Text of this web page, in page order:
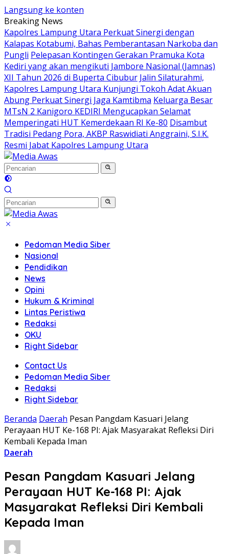
Langsung ke konten
Breaking News
Kapolres Lampung Utara Perkuat Sinergi dengan
Kalapas Kotabumi, Bahas Pemberantasan Narkoba dan
Pungli Pelepasan Kontingen Gerakan Pramuka Kota
Kediri yang akan mengikuti Jambore Nasional (Jamnas)
XII Tahun 2026 di Buperta Cibubur Jalin Silaturahmi,
Kapolres Lampung Utara Kunjungi Tokoh Adat Akuan
Abung Perkuat Sinergi Jaga Kamtibma Keluarga Besar
MTsN 2 Kanigoro KEDIRI Mengucapkan Selamat
Memperingati HUT Kemerdekaan RI Ke-80 Disambut
Tradisi Pedang Pora, AKBP Raswidiati Anggraini, S.I.K.
Resmi Jabat Kapolres Lampung Utara
Pedoman Media Siber
Nasional
Pendidikan
News
Opini
Hukum & Kriminal
Lintas Peristiwa
Redaksi
OKU
Right Sidebar
Contact Us
Pedoman Media Siber
Redaksi
Right Sidebar
Beranda Daerah Pesan Pangdam Kasuari Jelang
Perayaan HUT Ke-168 PI: Ajak Masyarakat Refleksi Diri
Kembali Kepada Iman
Daerah
Pesan Pangdam Kasuari Jelang
Perayaan HUT Ke-168 PI: Ajak
Masyarakat Refleksi Diri Kembali
Kepada Iman